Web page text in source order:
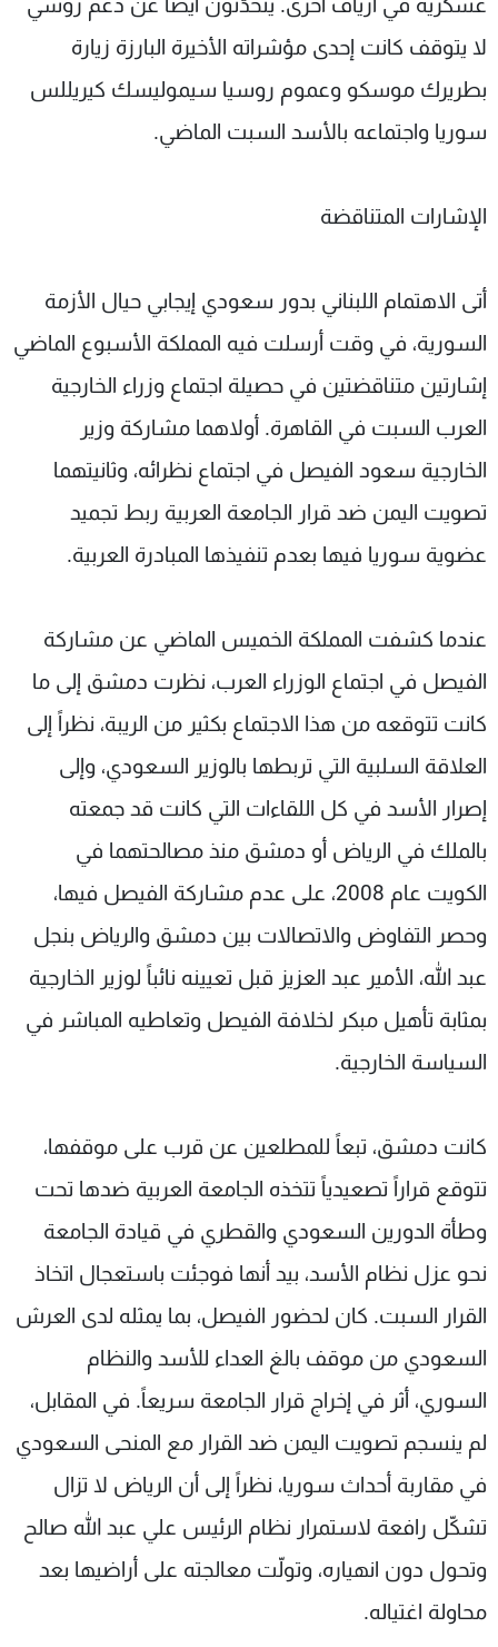
لا يتوقف كانت إحدى مؤشراته الأخيرة البارزة زيارة
بطريرك موسكو وعموم روسيا سيموليسك كيريللس
سوريا واجتماعه بالأسد السبت الماضي.
الإشارات المتناقضة
أتى الاهتمام اللبناني بدور سعودي إيجابي حيال الأزمة
السورية، في وقت أرسلت فيه المملكة الأسبوع الماضي
إشارتين متناقضتين في حصيلة اجتماع وزراء الخارجية
العرب السبت في القاهرة. أولاهما مشاركة وزير
الخارجية سعود الفيصل في اجتماع نظرائه، وثانيتهما
تصويت اليمن ضد قرار الجامعة العربية ربط تجميد
عضوية سوريا فيها بعدم تنفيذها المبادرة العربية.
عندما كشفت المملكة الخميس الماضي عن مشاركة
الفيصل في اجتماع الوزراء العرب، نظرت دمشق إلى ما
كانت تتوقعه من هذا الاجتماع بكثير من الريبة، نظراً إلى
العلاقة السلبية التي تربطها بالوزير السعودي، وإلى
إصرار الأسد في كل اللقاءات التي كانت قد جمعته
بالملك في الرياض أو دمشق منذ مصالحتهما في
الكويت عام 2008، على عدم مشاركة الفيصل فيها،
وحصر التفاوض والاتصالات بين دمشق والرياض بنجل
عبد الله، الأمير عبد العزيز قبل تعيينه نائباً لوزير الخارجية
بمثابة تأهيل مبكر لخلافة الفيصل وتعاطيه المباشر في
السياسة الخارجية.
كانت دمشق، تبعاً للمطلعين عن قرب على موقفها،
تتوقع قراراً تصعيدياً تتخذه الجامعة العربية ضدها تحت
وطأة الدورين السعودي والقطري في قيادة الجامعة
نحو عزل نظام الأسد، بيد أنها فوجئت باستعجال اتخاذ
القرار السبت. كان لحضور الفيصل، بما يمثله لدى العرش
السعودي من موقف بالغ العداء للأسد والنظام
السوري، أثر في إخراج قرار الجامعة سريعاً. في المقابل،
لم ينسجم تصويت اليمن ضد القرار مع المنحى السعودي
في مقاربة أحداث سوريا، نظراً إلى أن الرياض لا تزال
تشكّل رافعة لاستمرار نظام الرئيس علي عبد الله صالح
وتحول دون انهياره، وتولّت معالجته على أراضيها بعد
محاولة اغتياله.